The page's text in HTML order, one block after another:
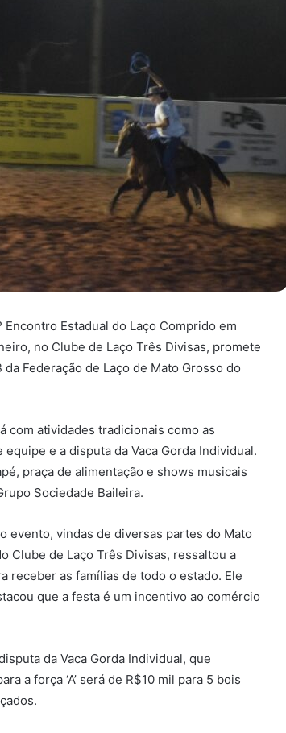
Estadual do Laço Comprido em
no Clube de Laço Três Divisas, promete
Federação de Laço de Mato Grosso do
com atividades tradicionais como as
e a disputa da Vaca Gorda Individual.
praça de alimentação e shows musicais
Sociedade Baileira.
evento, vindas de diversas partes do Mato
Clube de Laço Três Divisas, ressaltou a
receber as famílias de todo o estado. Ele
que a festa é um incentivo ao comércio
da Vaca Gorda Individual, que
a força ‘A’ será de R$10 mil para 5 bois